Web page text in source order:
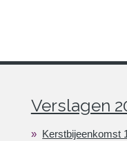
Verslagen
Kerstbijeenkomst